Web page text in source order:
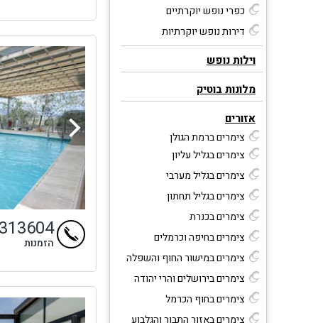
•
•
ימים
ימי ו'
כפרי נופש יוקרתיים
דירות נופש יוקרתיות
וילות נופש
מלונות בוטיק
אזורים
צימרים ברמת הגולן
צימרים בגליל עליון
צימרים בגליל מערבי
צימרים בגליל תחתון
צימרים בכנרת
צימרים בחיפה וכרמלים
צימרים במישור החוף והשפלה
צימרים בירושלים והרי יהודה
צימרים בחוף הכרמל
צימרים באזור התבור והגלבוע
הזמנות